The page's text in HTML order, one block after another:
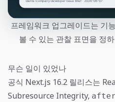
프레임워크 업그레이드는 기
볼 수 있는 관찰 표면을 정
무슨 일이 있었나
공식 Next.js 16.2 릴리스는
Subresource Integrity, after